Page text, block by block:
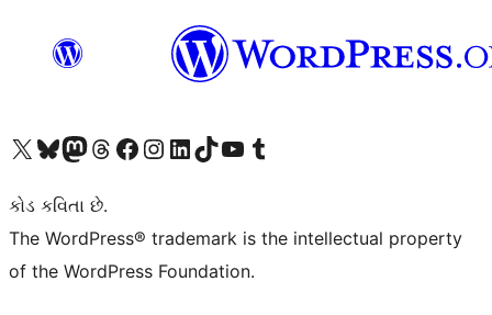
અમારા X (અગાઉ ટ્વિટર) એકાઉન્ટની મુલાકાત લોઅમારા Bluesky એકાઉન્ટની મુલાકાત લોઅમારા માસ્ટોડોન એકાઉન્ટની મુલાકાત લોઅમારા Threads એકાઉન્ટની મુલાકાત લો અમારા ફેસબુક પેજની મુલાકાત લોઅમારા ઇન્સ્ટાગ્રામ એકાઉન્ટની મુલાકાત લો અમારા LinkedIn એકાઉન્ટની મુલાકાત લોઅમારા TikTok એકાઉન્ટની મુલાકાત લોઅમારી YouTube ચેનલની મુલાકાત લો અમારા Tumblr એકાઉન્ટની મુલાકાત લો
કોડ કવિતા છે.
The WordPress® trademark is the intellectual property
of the WordPress Foundation.